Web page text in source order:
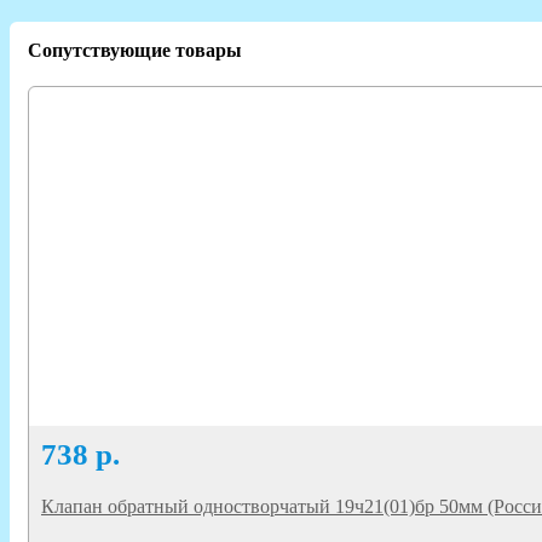
Сопутствующие товары
738 р.
Клапан обратный одностворчатый 19ч21(01)бр 50мм